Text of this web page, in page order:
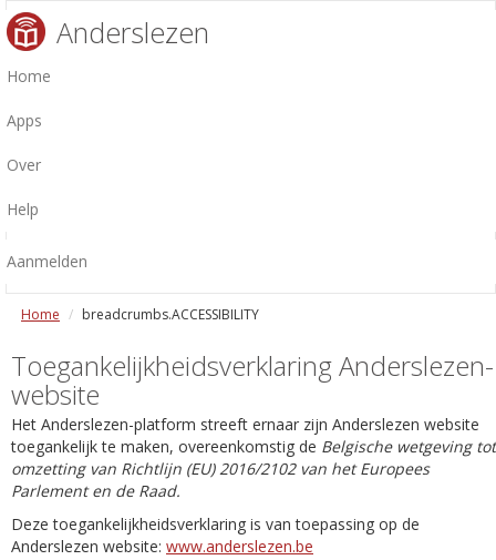
Anderslezen
Home
Apps
Over
Help
Aanmelden
Home breadcrumbs.ACCESSIBILITY
Toegankelijkheidsverklaring Anderslezen-
website
Het Anderslezen-platform streeft ernaar zijn Anderslezen website
toegankelijk te maken, overeenkomstig de Belgische wetgeving tot
omzetting van Richtlijn (EU) 2016/2102 van het Europees
Parlement en de Raad.
Deze toegankelijkheidsverklaring is van toepassing op de
Anderslezen website: www.anderslezen.be